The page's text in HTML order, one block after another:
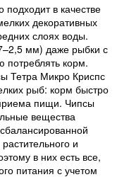
в качестве
декоративных
слоях воды.
мм) даже рыбки с
потреблять корм.
Тетра Микро Криспс
рыб: корм быстро
пищи. Чипсы
вещества
и
в них есть все,
питания с учетом